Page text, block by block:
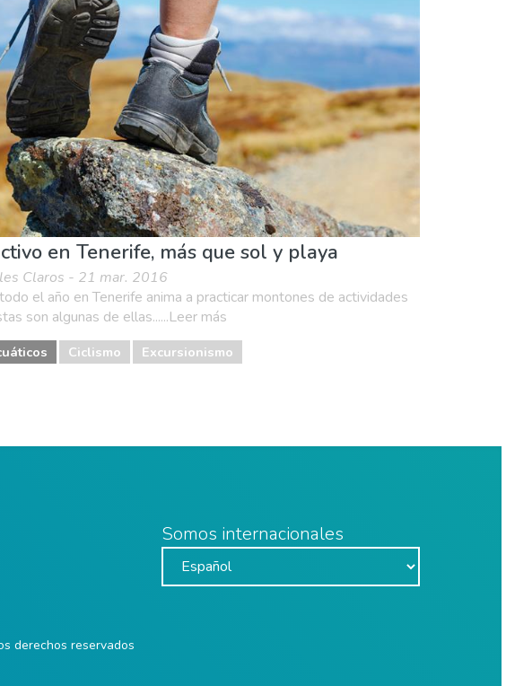
en Tenerife, más que sol y playa
Claros - 21 mar. 2016
el año en Tenerife anima a practicar montones de actividades
son algunas de ellas......Leer más
Ciclismo Excursionismo
Somos internacionales
derechos reservados